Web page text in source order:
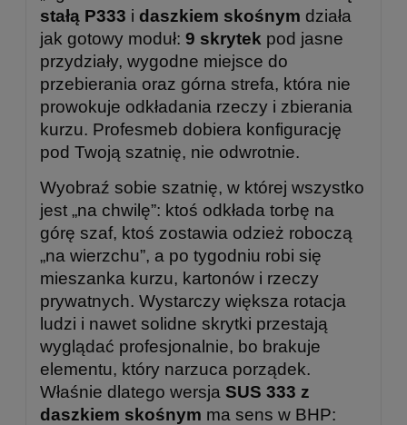
stałą P333 i daszkiem skośnym działa
jak gotowy moduł: 9 skrytek pod jasne
przydziały, wygodne miejsce do
przebierania oraz górna strefa, która nie
prowokuje odkładania rzeczy i zbierania
kurzu. Profesmeb dobiera konfigurację
pod Twoją szatnię, nie odwrotnie.
Wyobraź sobie szatnię, w której wszystko
jest „na chwilę”: ktoś odkłada torbę na
górę szaf, ktoś zostawia odzież roboczą
„na wierzchu”, a po tygodniu robi się
mieszanka kurzu, kartonów i rzeczy
prywatnych. Wystarczy większa rotacja
ludzi i nawet solidne skrytki przestają
wyglądać profesjonalnie, bo brakuje
elementu, który narzuca porządek.
Właśnie dlatego wersja SUS 333 z
daszkiem skośnym ma sens w BHP: